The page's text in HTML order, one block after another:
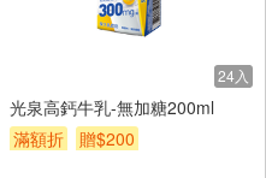
24入
光泉高鈣牛乳-無加糖200ml
滿額折
贈$200